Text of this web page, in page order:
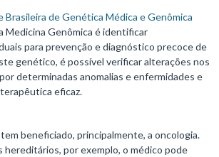
Brasileira de Genética Médica e Genômica
Medicina Genômica é identificar
para prevenção e diagnóstico precoce de
genético, é possível verificar alterações nos
determinadas anomalias e enfermidades e
eficaz.
beneficiado, principalmente, a oncologia.
hereditários, por exemplo, o médico pode